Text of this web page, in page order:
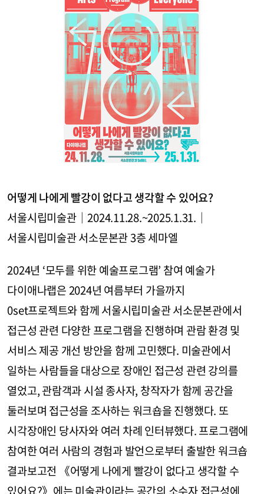
어떻게 나에게 빨강이 없다고 생각할 수 있어요?
서울시립미술관｜2024.11.28.~2025.1.31.｜
서울시립미술관 서소문본관 3층 세마엘
2024년 ‘모두를 위한 예술프로그램’ 참여 예술가
다이애나랩은 2024년 여름부터 가을까지
0set프로젝트와 함께 서울시립미술관 서소문본관에서
접근성 관련 다양한 프로그램을 진행하며 관람 환경 및
서비스 제공 개선 방안을 함께 고민했다. 미술관에서
일하는 사람들을 대상으로 장애인 접근성 관련 강의를
열었고, 관람객과 시설 종사자, 창작자가 함께 공간을
둘러보며 접근성을 조사하는 워크숍을 진행했다. 또
시각장애인 당사자와 여러 차례 인터뷰했다. 프로그램에
참여한 여러 사람의 경험과 발언으로부터 출발한 워크숍
결과보고전 《어떻게 나에게 빨강이 없다고 생각할 수
있어요?》에는 미술관이라는 공간의 소수자 접근성에